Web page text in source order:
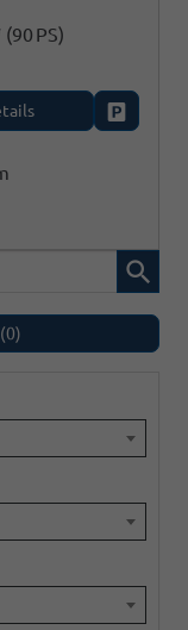
(90 PS)
0)